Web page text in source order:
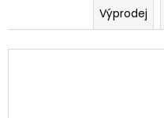
Výprodej
o
p